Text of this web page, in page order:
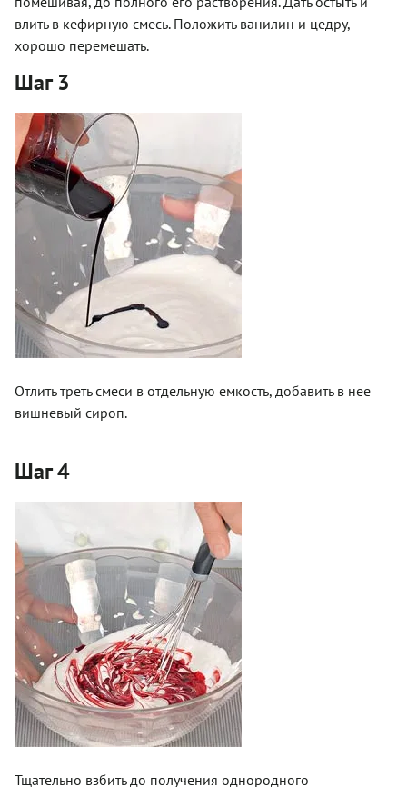
влить в кефирную смесь. Положить ванилин и цедру,
хорошо перемешать.
Шаг 3
Отлить треть смеси в отдельную емкость, добавить в нее
вишневый сироп.
Шаг 4
Тщательно взбить до получения однородного